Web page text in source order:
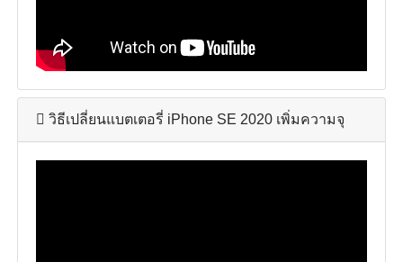
วิธีเปลี่ยนแบตเตอรี่ iPhone SE 2020 เพิ่มความจุ